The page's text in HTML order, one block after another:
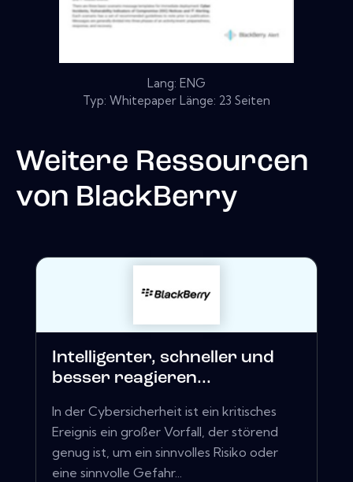
Lang: ENG
Typ: Whitepaper Länge: 23 Seiten
Weitere Ressourcen
von BlackBerry
Intelligenter, schneller und
besser reagieren...
In der Cybersicherheit ist ein kritisches
Ereignis ein großer Vorfall, der störend
genug ist, um ein sinnvolles Risiko oder
eine sinnvolle Gefahr...